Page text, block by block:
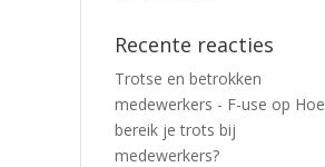
Recente reacties
Trotse en betrokken
medewerkers - F-use op Hoe
bereik je trots bij
medewerkers?